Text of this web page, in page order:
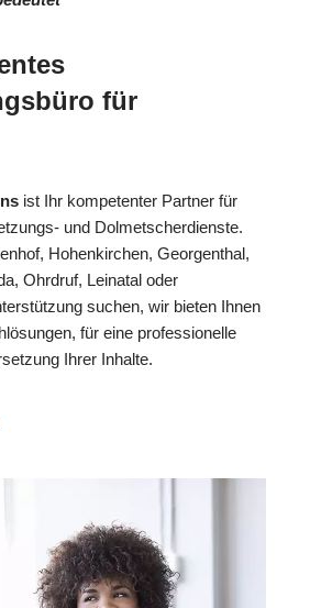
für
ist Ihr kompetenter Partner für
und Dolmetscherdienste.
Hohenkirchen, Georgenthal,
Ohrdruf, Leinatal oder
suchen, wir bieten Ihnen
für eine professionelle
Ihrer Inhalte.